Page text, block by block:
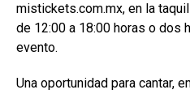
mistickets.com.mx, en la
de 12:00 a 18:00 horas o dos
evento.
Una oportunidad para cantar,